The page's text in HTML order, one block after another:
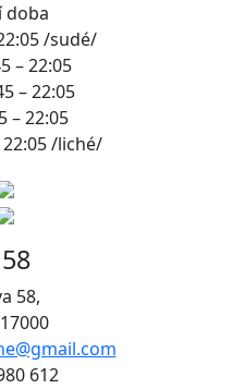
doba
/sudé/
– 22:05
– 22:05
– 22:05
/liché/
58,
612